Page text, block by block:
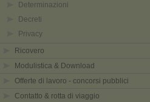
Determinazioni
Decreti
Privacy
Ricovero
Modulistica & Download
Offerte di lavoro - concorsi pubblici
Contatto & rotta di viaggio